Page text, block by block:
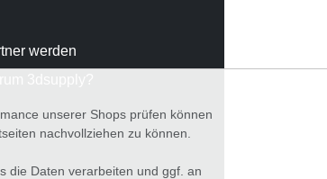
werden
unserer Shops prüfen können
nachvollziehen zu können.
die Daten verarbeiten und ggf. an